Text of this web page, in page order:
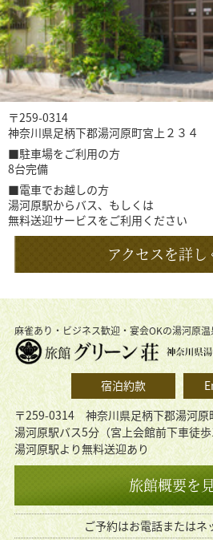
〒259-0314
神奈川県足柄下郡湯河原町宮上２３４
■駐車場をご利用の方
8台完備
■電車でお越しの方
湯河原駅からバス、もしくは
無料送迎サービスをご利用ください
アクセスを詳し
麻雀あり・ビジネス歓迎・宴会OKの湯河原
宿泊約款
〒259-0314 神奈川県足柄下郡湯河原
湯河原駅バス5分（宮上会館前下車徒
湯河原駅より無料送迎あり
旅館概要を
ご予約はお電話またはネ